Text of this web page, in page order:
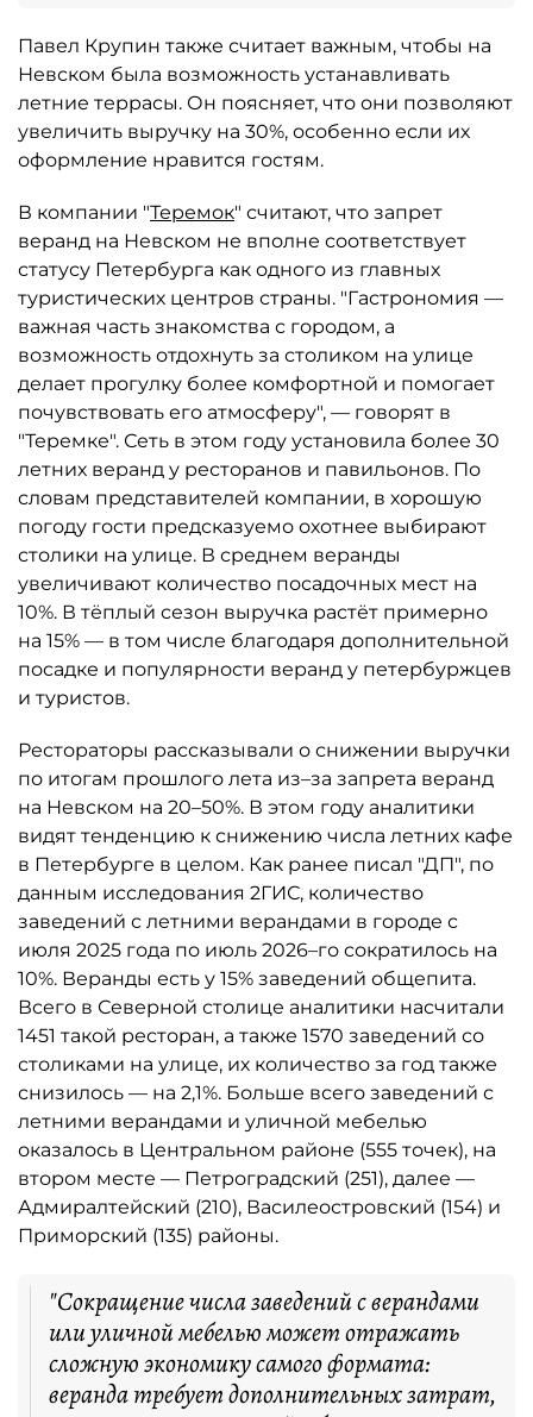
Павел Крупин также считает важным, чтобы на
Невском была возможность устанавливать
летние террасы. Он поясняет, что они позволяют
увеличить выручку на 30%, особенно если их
оформление нравится гостям.
В компании "Теремок" считают, что запрет
веранд на Невском не вполне соответствует
статусу Петербурга как одного из главных
туристических центров страны. "Гастрономия —
важная часть знакомства с городом, а
возможность отдохнуть за столиком на улице
делает прогулку более комфортной и помогает
почувствовать его атмосферу", — говорят в
"Теремке". Сеть в этом году установила более 30
летних веранд у ресторанов и павильонов. По
словам представителей компании, в хорошую
погоду гости предсказуемо охотнее выбирают
столики на улице. В среднем веранды
увеличивают количество посадочных мест на
10%. В тёплый сезон выручка растёт примерно
на 15% — в том числе благодаря дополнительной
посадке и популярности веранд у петербуржцев
и туристов.
Рестораторы рассказывали о снижении выручки
по итогам прошлого лета из–за запрета веранд
на Невском на 20–50%. В этом году аналитики
видят тенденцию к снижению числа летних кафе
в Петербурге в целом. Как ранее писал "ДП", по
данным исследования 2ГИС, количество
заведений с летними верандами в городе с
июля 2025 года по июль 2026–го сократилось на
10%. Веранды есть у 15% заведений общепита.
Всего в Северной столице аналитики насчитали
1451 такой ресторан, а также 1570 заведений со
столиками на улице, их количество за год также
снизилось — на 2,1%. Больше всего заведений с
летними верандами и уличной мебелью
оказалось в Центральном районе (555 точек), на
втором месте — Петроградский (251), далее —
Адмиралтейский (210), Василеостровский (154) и
Приморский (135) районы.
"Сокращение числа заведений с верандами
или уличной мебелью может отражать
сложную экономику самого формата:
веранда требует дополнительных затрат,